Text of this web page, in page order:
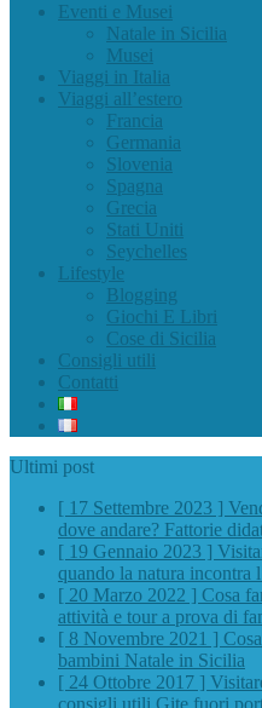
Eventi e Musei
Natale in Sicilia
Musei
Viaggi in Italia
Viaggi all’estero
Francia
Germania
Slovenia
Spagna
Grecia
Stati Uniti
Seychelles
Lifestyle
Blogging
Giochi E Libri
Cose di Sicilia
Consigli utili
Contatti
Ultimi post
[ 17 Settembre 2023 ]
dove andare? Fattorie
[ 19 Gennaio 2023 ]
quando la natura incontra
[ 20 Marzo 2022 ] Cosa
attività e tour a prova di
[ 8 Novembre 2021 ]
bambini Natale in Sicilia
[ 24 Ottobre 2017 ]
consigli utili Gite fuori